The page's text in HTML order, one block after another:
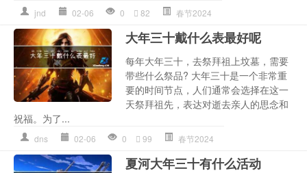
jnd 02-06 0 82 春节2024
大年三十戴什么表最好呢
每年大年三十，去祭拜祖上坟墓，需要
带些什么祭品? 大年三十是一个非常重
要的时间节点，人们通常会选择在这一
天祭拜祖先，表达对逝去亲人的思念和
祝福。为了...
dns 02-06 0 99 春节2024
夏河大年三十有什么活动